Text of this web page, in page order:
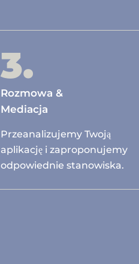
3.
Rozmowa &
Mediacja
Przeanalizujemy Twoją
aplikację i zaproponujemy
odpowiednie stanowiska.